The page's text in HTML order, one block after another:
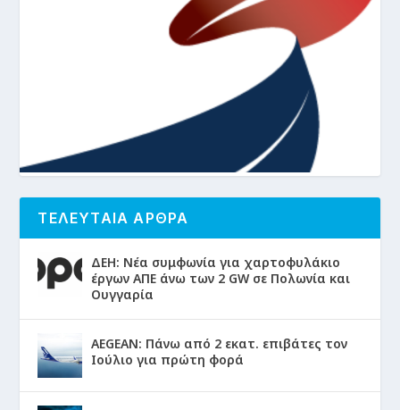
ΤΕΛΕΥΤΑΙΑ ΑΡΘΡΑ
ΔΕΗ: Νέα συμφωνία για χαρτοφυλάκιο
έργων ΑΠΕ άνω των 2 GW σε Πολωνία και
Ουγγαρία
AEGEAN: Πάνω από 2 εκατ. επιβάτες τον
Ιούλιο για πρώτη φορά